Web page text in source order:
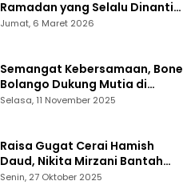
Ramadan yang Selalu Dinanti
Warga Gorontalo
Jumat, 6 Maret 2026
Semangat Kebersamaan, Bone
Bolango Dukung Mutia di
Panggung Dangdut Academy 7
Selasa, 11 November 2025
Raisa Gugat Cerai Hamish
Daud, Nikita Mirzani Bantah
Peras Reza Gladys
Senin, 27 Oktober 2025